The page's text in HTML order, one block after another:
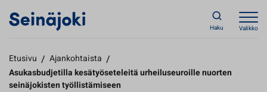
Haku Valikko
Etusivu / Ajankohtaista /
Asukasbudjetilla kesätyöseteleitä urheiluseuroille nuorten
seinäjokisten työllistämiseen